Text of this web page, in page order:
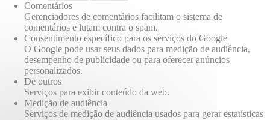
Comentários
Gerenciadores de comentários facilitam o sistema de
comentários e lutam contra o spam.
Consentimento específico para os serviços do Google
O Google pode usar seus dados para medição de audiência,
desempenho de publicidade ou para oferecer anúncios
personalizados.
De outros
Serviços para exibir conteúdo da web.
Medição de audiência
Serviços de medição de audiência usados para gerar estatísticas